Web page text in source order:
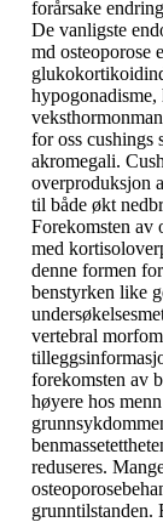
forårsake
De vanligste
md osteoporose
hypogonadisme,
for oss
akromegali.
overproduksjon
til både økt
Forekomsten av
med
denne formen
benstyrken like
vertebral
forekomsten av
høyere hos
reduseres.
grunntilstanden.